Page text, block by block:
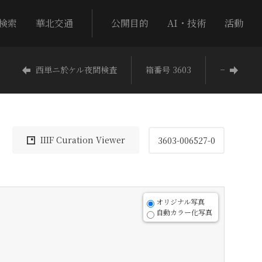
索 華北交通 公開目的 AI・技術 活動
西単ニ於ケル夜間検査 箱番号 3603 −
IIIF Curation Viewer 3603-006527-0
オリジナル写真
自動カラー化写真